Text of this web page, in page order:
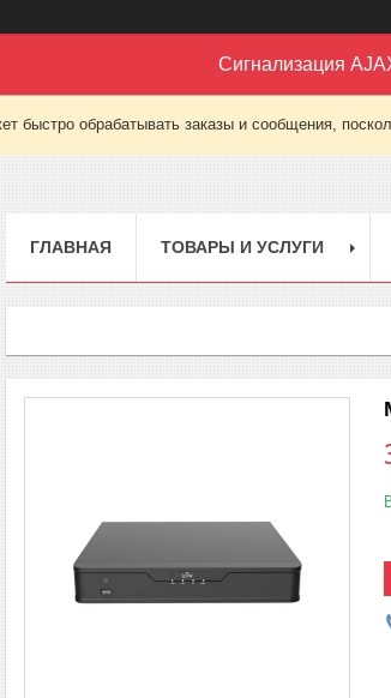
Сигнализация
быстро обрабатывать заказы и сообщения,
ГЛАВНАЯ ТОВАРЫ И УСЛУГИ